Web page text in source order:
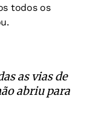
todos os
as vias de
abriu para